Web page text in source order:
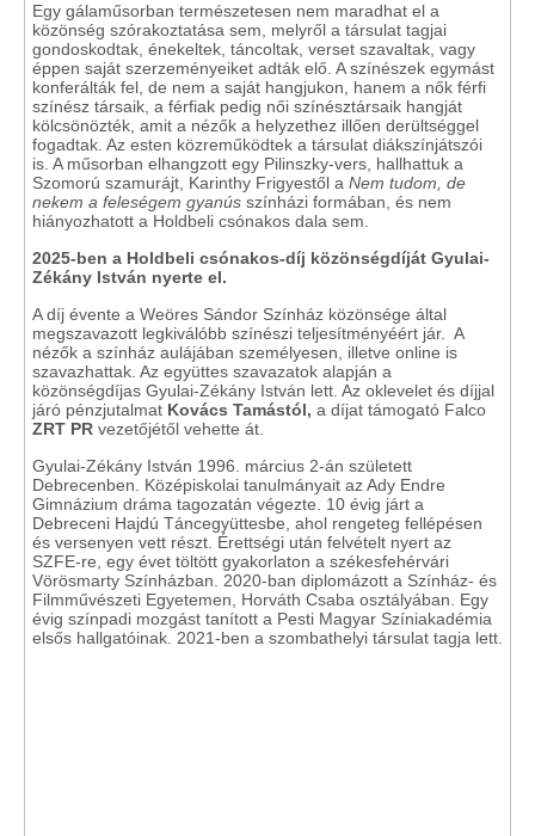
Egy gálaműsorban természetesen nem maradhat el a
közönség szórakoztatása sem, melyről a társulat tagjai
gondoskodtak, énekeltek, táncoltak, verset szavaltak, vagy
éppen saját szerzeményeiket adták elő. A színészek egymást
konferálták fel, de nem a saját hangjukon, hanem a nők férfi
színész társaik, a férfiak pedig női színésztársaik hangját
kölcsönözték, amit a nézők a helyzethez illően derültséggel
fogadtak. Az esten közreműködtek a társulat diákszínjátszói
is. A műsorban elhangzott egy Pilinszky-vers, hallhattuk a
Szomorú szamurájt, Karinthy Frigyestől a Nem tudom, de
nekem a feleségem gyanús színházi formában, és nem
hiányozhatott a Holdbeli csónakos dala sem.
2025-ben a Holdbeli csónakos-díj közönségdíját Gyulai-
Zékány István nyerte el.
A díj évente a Weöres Sándor Színház közönsége által
megszavazott legkiválóbb színészi teljesítményéért jár. A
nézők a színház aulájában személyesen, illetve online is
szavazhattak. Az együttes szavazatok alapján a
közönségdíjas Gyulai-Zékány István lett. Az oklevelet és díjjal
járó pénzjutalmat Kovács Tamástól, a díjat támogató Falco
ZRT PR vezetőjétől vehette át.
Gyulai-Zékány István 1996. március 2-án született
Debrecenben. Középiskolai tanulmányait az Ady Endre
Gimnázium dráma tagozatán végezte. 10 évig járt a
Debreceni Hajdú Táncegyüttesbe, ahol rengeteg fellépésen
és versenyen vett részt. Érettségi után felvételt nyert az
SZFE-re, egy évet töltött gyakorlaton a székesfehérvári
Vörösmarty Színházban. 2020-ban diplomázott a Színház- és
Filmművészeti Egyetemen, Horváth Csaba osztályában. Egy
évig színpadi mozgást tanított a Pesti Magyar Színiakadémia
elsős hallgatóinak. 2021-ben a szombathelyi társulat tagja lett.